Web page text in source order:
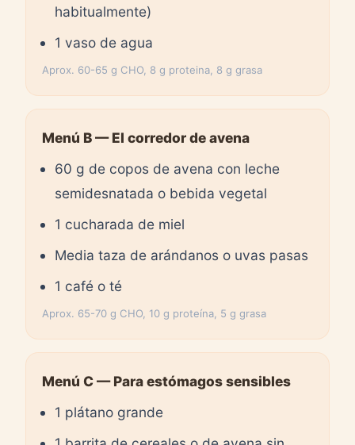
habitualmente)
1 vaso de agua
Aprox. 60-65 g CHO, 8 g proteina, 8 g grasa
Menú B — El corredor de avena
60 g de copos de avena con leche
semidesnatada o bebida vegetal
1 cucharada de miel
Media taza de arándanos o uvas pasas
1 café o té
Aprox. 65-70 g CHO, 10 g proteína, 5 g grasa
Menú C — Para estómagos sensibles
1 plátano grande